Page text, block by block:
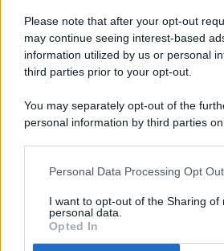
Please note that after your opt-out
may continue seeing interest-based
information utilized by us or personal
third parties prior to your opt-out.
You may separately opt-out of the
personal information by third parties on
This information may also be
disclose it to other third parties.
Personal Data Processing Opt
I want to opt-out of the Sharing of
personal data.
Opted In
ISCRIZIONE AL ROC N. 35792 –
(ASSOCIAZIONE NAZIONALE
PREFERENZE